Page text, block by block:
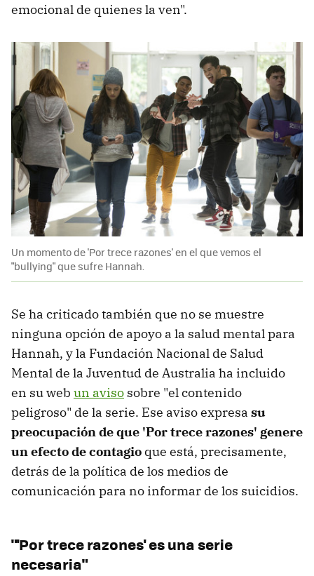
emocional de quienes la ven".
Un momento de 'Por trece razones' en el que vemos el
"bullying" que sufre Hannah.
Se ha criticado también que no se muestre
ninguna opción de apoyo a la salud mental para
Hannah, y la Fundación Nacional de Salud
Mental de la Juventud de Australia ha incluido
en su web un aviso sobre "el contenido
peligroso" de la serie. Ese aviso expresa su
preocupación de que 'Por trece razones' genere
un efecto de contagio que está, precisamente,
detrás de la política de los medios de
comunicación para no informar de los suicidios.
"'Por trece razones' es una serie
necesaria"